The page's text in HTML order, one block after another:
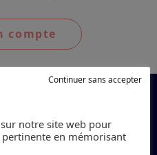
compte
notre site web pour
en mémorisant
Continuer sans accepter